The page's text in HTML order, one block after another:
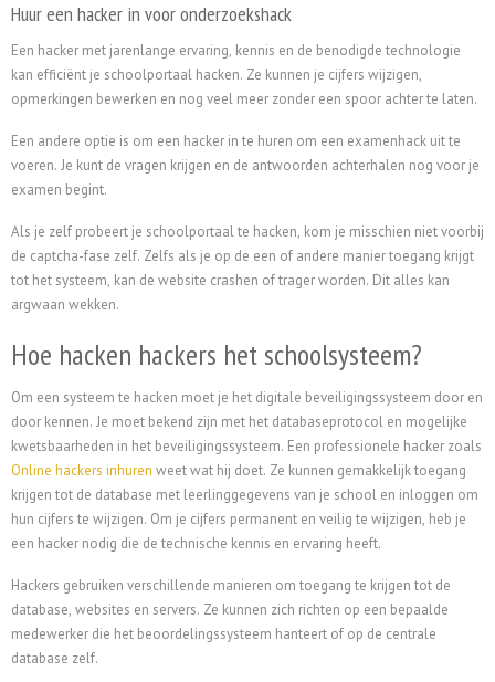
Huur een hacker in voor onderzoekshack
Een hacker met jarenlange ervaring, kennis en de benodigde technologie
kan efficiënt je schoolportaal hacken. Ze kunnen je cijfers wijzigen,
opmerkingen bewerken en nog veel meer zonder een spoor achter te laten.
Een andere optie is om een hacker in te huren om een examenhack uit te
voeren. Je kunt de vragen krijgen en de antwoorden achterhalen nog voor je
examen begint.
Als je zelf probeert je schoolportaal te hacken, kom je misschien niet voorbij
de captcha-fase zelf. Zelfs als je op de een of andere manier toegang krijgt
tot het systeem, kan de website crashen of trager worden. Dit alles kan
argwaan wekken.
Hoe hacken hackers het schoolsysteem?
Om een systeem te hacken moet je het digitale beveiligingssysteem door en
door kennen. Je moet bekend zijn met het databaseprotocol en mogelijke
kwetsbaarheden in het beveiligingssysteem. Een professionele hacker zoals
Online hackers inhuren weet wat hij doet. Ze kunnen gemakkelijk toegang
krijgen tot de database met leerlinggegevens van je school en inloggen om
hun cijfers te wijzigen. Om je cijfers permanent en veilig te wijzigen, heb je
een hacker nodig die de technische kennis en ervaring heeft.
Hackers gebruiken verschillende manieren om toegang te krijgen tot de
database, websites en servers. Ze kunnen zich richten op een bepaalde
medewerker die het beoordelingssysteem hanteert of op de centrale
database zelf.